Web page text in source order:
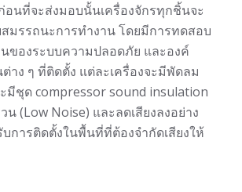
อนที่จะส่งมอบนั้นเครื่องจักรทุกชิ้นจะ
มรรถนะการทำงาน โดยมีการทดสอบ
ของระบบความปลอดภัย และองค์
าง ๆ ที่ติดตั้ง แต่ละเครื่องจะมีพัดลม
มีชุด compressor sound insulation
น (Low Noise) และลดเสียงลงอย่าง
การติดตั้งในพื้นที่ที่ต้องจำกัดเสียงให้